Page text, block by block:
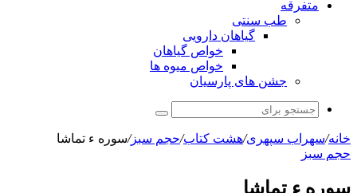
متفرقه
طب سنتی
گیاهان دارویی
خواص گیاهان
خواص میوه ها
جشن های پارسیان
جستجو
خانه/سهراب سپهری/هشت کتاب/حجم سبز/سوره ء تماشا
حجم سبز
سوره ء تماشا